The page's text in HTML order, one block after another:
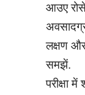
आउए
लक्षण
समझें.
परीक्षा